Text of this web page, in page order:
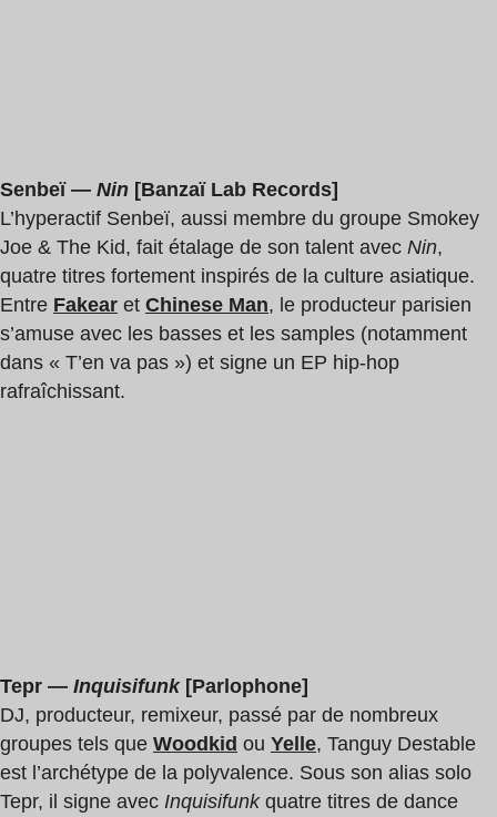
Senbeï — Nin [Banzaï Lab Records]
L’hyperactif Senbeï, aussi membre du groupe Smokey
Joe & The Kid, fait étalage de son talent avec Nin,
quatre titres fortement inspirés de la culture asiatique.
Entre Fakear et Chinese Man, le producteur parisien
s’amuse avec les basses et les samples (notamment
dans « T’en va pas ») et signe un EP hip-hop
rafraîchissant.
Tepr — Inquisifunk[Parlophone]
DJ, producteur, remixeur, passé par de nombreux
groupes tels que Woodkid ou Yelle, Tanguy Destable
est l’archétype de la polyvalence. Sous son alias solo
Tepr, il signe avec Inquisifunkquatre titres de dance